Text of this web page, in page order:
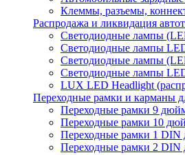
Клеммы, разъемы,
Распродажа и ликвидация
Светодиодные лампы
Светодиодные лампы
Светодиодные лампы
Светодиодные лампы
LUX LED Headlight
Переходные рамки и карманы
Переходные рамки 9
Переходные рамки 10
Переходные рамки 1 DIN
Переходные рамки 2 DIN